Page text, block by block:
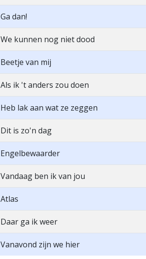
Ga dan!
We kunnen nog niet dood
Beetje van mij
Als ik 't anders zou doen
Heb lak aan wat ze zeggen
Dit is zo'n dag
Engelbewaarder
Vandaag ben ik van jou
Atlas
Daar ga ik weer
Vanavond zijn we hier